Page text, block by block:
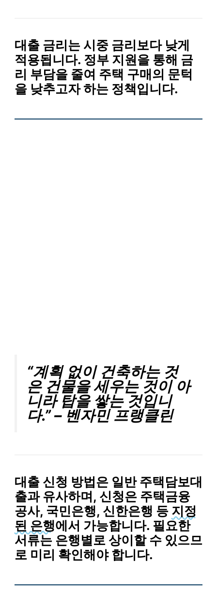
대출 금리는 시중 금리보다 낮게
적용됩니다. 정부 지원을 통해 금
리 부담을 줄여 주택 구매의 문턱
을 낮추고자 하는 정책입니다.
“계획 없이 건축하는 것
은 건물을 세우는 것이 아
니라 탑을 쌓는 것입니
다.” – 벤자민 프랭클린
대출 신청 방법은 일반 주택담보대
출과 유사하며, 신청은 주택금융
공사, 국민은행, 신한은행 등 지정
된 은행에서 가능합니다. 필요한
서류는 은행별로 상이할 수 있으므
로 미리 확인해야 합니다.